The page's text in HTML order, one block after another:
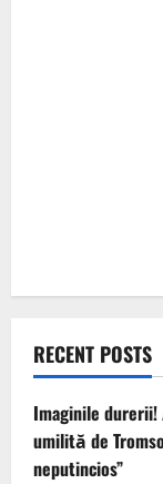
RECENT POSTS
Imaginile durerii!
umilită de
neputincios”